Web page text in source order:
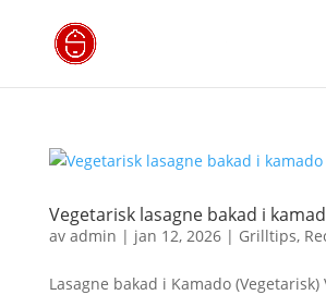
Vegetarisk lasagne bakad i
av admin | jan 12, 2026| Grilltips,
Lasagne bakad i Kamado (Vegetarisk)